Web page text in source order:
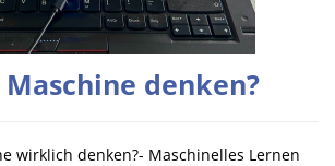
denken?
wirklich denken?- Maschinelles Lernen